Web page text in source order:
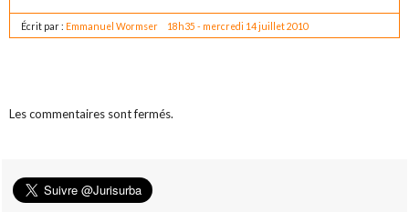
Écrit par : Emmanuel Wormser 18h35 - mercredi 14 juillet 2010
Les commentaires sont fermés.